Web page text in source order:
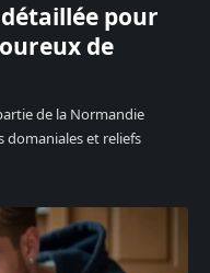
pour
de
de la Normandie
domaniales et reliefs